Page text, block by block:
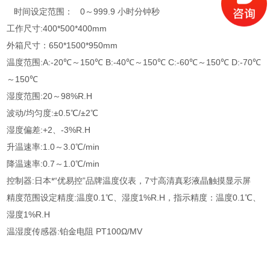
时间设定范围： 0～999.9 小时分钟秒
工作尺寸:400*500*400mm
外箱尺寸：650*1500*950mm
温度范围:A:-20℃～150℃ B:-40℃～150℃ C:-60℃～150℃ D:-70℃
～150℃
湿度范围:20～98%R.H
波动/均匀度:±0.5℃/±2℃
湿度偏差:+2、-3%R.H
升温速率:1.0～3.0℃/min
降温速率:0.7～1.0℃/min
控制器:日本*“优易控”品牌温度仪表，7寸高清真彩液晶触摸显示屏
精度范围设定精度:温度0.1℃、湿度1%R.H，指示精度：温度0.1℃、
湿度1%R.H
温湿度传感器:铂金电阻 PT100Ω/MV